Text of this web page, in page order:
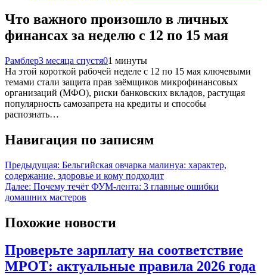
Что важного произошло в личных
финансах за неделю с 12 по 15 мая
Рамблер3 месяца спустя01 минуты
На этой короткой рабочей неделе с 12 по 15 мая ключевыми
темами стали защита прав заёмщиков микрофинансовых
организаций (МФО), риски банковских вкладов, растущая
популярность самозапрета на кредиты и способы
распознать…
Навигация по записям
Предыдущая: Бельгийская овчарка малинуа: характер,
содержание, здоровье и кому подходит
Далее: Почему течёт ФУМ-лента: 3 главные ошибки
домашних мастеров
Похожие новости
Проверьте зарплату на соответствие
МРОТ: актуальные правила 2026 года